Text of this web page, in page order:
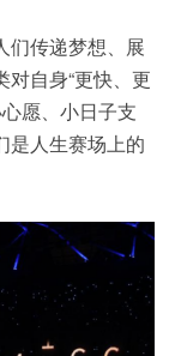
们传递梦想、展
自身“更快、更
愿、小日子支
是人生赛场上的